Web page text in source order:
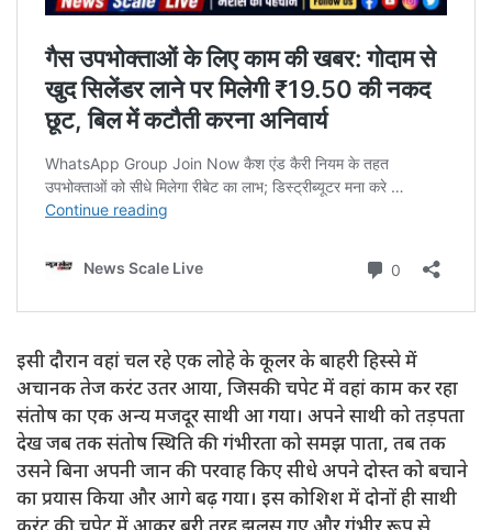
इसी दौरान वहां चल रहे एक लोहे के कूलर के बाहरी हिस्से में
अचानक तेज करंट उतर आया, जिसकी चपेट में वहां काम कर रहा
संतोष का एक अन्य मजदूर साथी आ गया। अपने साथी को तड़पता
देख जब तक संतोष स्थिति की गंभीरता को समझ पाता, तब तक
उसने बिना अपनी जान की परवाह किए सीधे अपने दोस्त को बचाने
का प्रयास किया और आगे बढ़ गया। इस कोशिश में दोनों ही साथी